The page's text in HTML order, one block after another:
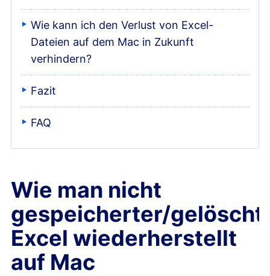
Wie kann ich den Verlust von Excel-
Dateien auf dem Mac in Zukunft
verhindern?
Fazit
FAQ
Wie man nicht
gespeicherter/
Excel wiederherstellt
auf Mac